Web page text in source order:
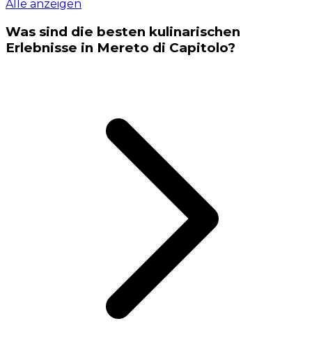
Alle anzeigen
Was sind die besten kulinarischen
Erlebnisse in Mereto di Capitolo?